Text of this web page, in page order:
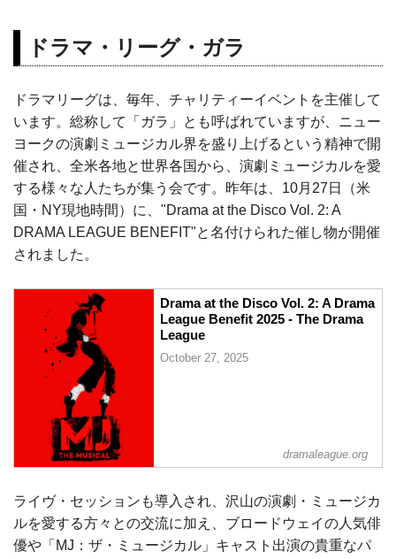
ドウェイでもとても有名で人気のある、
ドラマリーグをご紹介します！
ドラマ・リーグ・ガラ
ドラマリーグは、毎年、チャリティーイベントを主催して
います。総称して「ガラ」とも呼ばれていますが、ニュー
ヨークの演劇ミュージカル界を盛り上げるという精神で開
催され、全米各地と世界各国から、演劇ミュージカルを愛
する様々な人たちが集う会です。昨年は、10月27日（米
国・NY現地時間）に、"Drama at the Disco Vol. 2: A
DRAMA LEAGUE BENEFIT"と名付けられた催し物が開催
されました。
Drama at the Disco Vol. 2: A Drama
League Benefit 2025 - The Drama
League
October 27, 2025
dramaleague.org
ライヴ・セッションも導入され、沢山の演劇・ミュージカ
ルを愛する方々との交流に加え、ブロードウェイの人気俳
優や「MJ：ザ・ミュージカル」キャスト出演の貴重なパ